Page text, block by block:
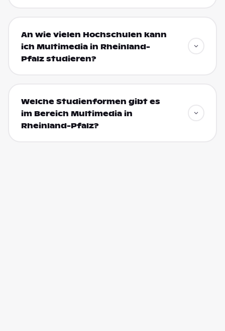
An wie vielen Hochschulen kann
ich Multimedia in Rheinland-
Pfalz studieren?
Welche Studienformen gibt es
im Bereich Multimedia in
Rheinland-Pfalz?